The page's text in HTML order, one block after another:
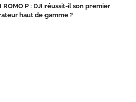
ROMO P : DJI réussit-il son premier
haut de gamme ?